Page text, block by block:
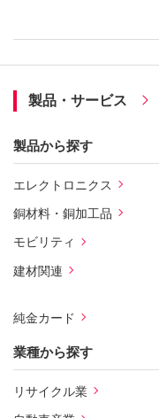
製品・サービス
製品から探す
エレクトロニクス
銅材料・銅加工品
モビリティ
建材関連
純金カード
業種から探す
リサイクル業